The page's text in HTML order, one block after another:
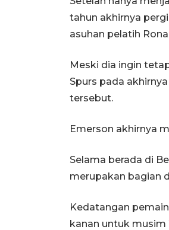
tahun akhirnya
asuhan pelatih
Meski dia ingin
Spurs pada
tersebut.
Emerson akhirnya
Selama berada di
merupakan bagian
Kedatangan
kanan untuk musim